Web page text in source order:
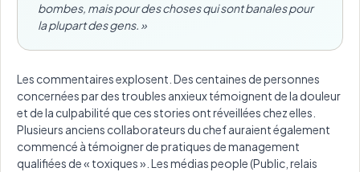
bombes, mais pour des choses qui sont banales pour
la plupart des gens. »
Les commentaires explosent. Des centaines de personnes
concernées par des troubles anxieux témoignent de la douleur
et de la culpabilité que ces stories ont réveillées chez elles.
Plusieurs anciens collaborateurs du chef auraient également
commencé à témoigner de pratiques de management
qualifiées de « toxiques ». Les médias people (Public, relais